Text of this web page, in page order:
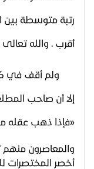
رتبة متوسطة بين
أقرب . والله تعالى
ولم أقف في
«فإذا ذهب عقله
والمعاصرون
أخصر المختصرات